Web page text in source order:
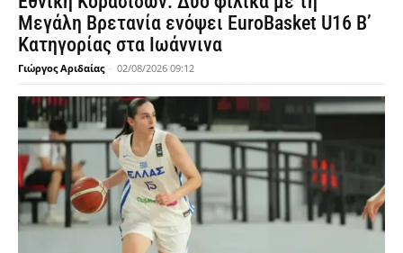
Μεγάλη Βρετανία ενόψει EuroBasket U16 Β’
Κατηγορίας στα Ιωάννινα
Γιώργος Αριδαίας - 02/08/2026 09:12